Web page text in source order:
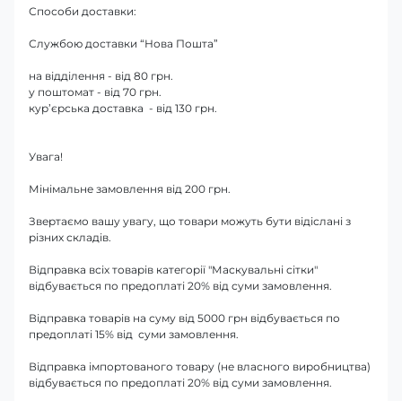
Способи доставки:
Службою доставки “Нова Пошта”
на відділення - від 80 грн.
у поштомат - від 70 грн.
кур’єрська доставка - від 130 грн.
Увага!
Мінімальне замовлення від 200 грн.
Звертаємо вашу увагу, що товари можуть бути відіслані з
різних складів.
Відправка всіх товарів категорії "Маскувальні сітки"
відбувається по предоплаті 20% від суми замовлення.
Відправка товарів на суму від 5000 грн відбувається по
предоплаті 15% від суми замовлення.
Відправка імпортованого товару (не власного виробництва)
відбувається по предоплаті 20% від суми замовлення.